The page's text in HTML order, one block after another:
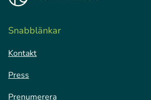
Snabblänkar
Kontakt
Press
Prenumerera